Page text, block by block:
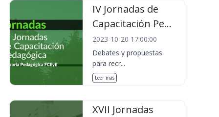
IV Jornadas de
Capacitación Pe...
2023-10-20 17:00:00
Debates y propuestas
para recr...
Leer más
XVII Jornadas